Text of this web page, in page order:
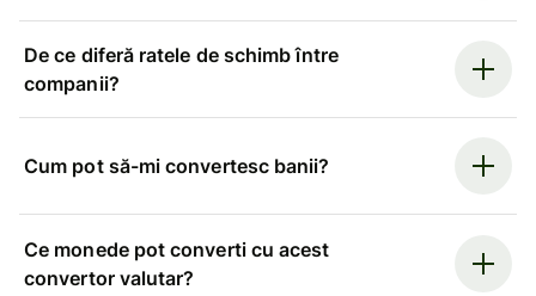
De ce diferă ratele de schimb între
companii?
Cum pot să-mi convertesc banii?
Ce monede pot converti cu acest
convertor valutar?